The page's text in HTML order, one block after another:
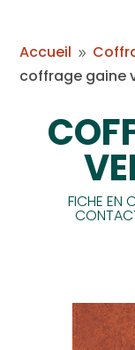
Accueil 9
coffrage gaine
FICHE EN